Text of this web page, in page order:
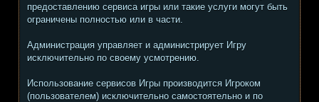
предоставлению сервиса игры или такие услуги могут быть
ограничены полностью или в части.
Администрация управляет и администрирует Игру
исключительно по своему усмотрению.
Использование сервисов Игры производится Игроком
(пользователем) исключительно самостоятельно и по